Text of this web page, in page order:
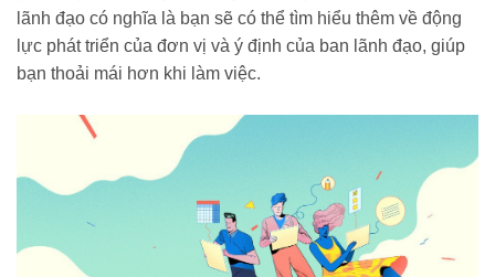
lãnh đạo có nghĩa là bạn sẽ có thể tìm hiểu thêm về động
lực phát triển của đơn vị và ý định của ban lãnh đạo, giúp
bạn thoải mái hơn khi làm việc.